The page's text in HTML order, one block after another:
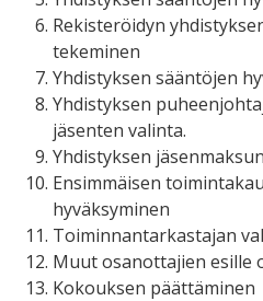
Rekisteröidyn
tekeminen
Yhdistyksen sääntöjen
Yhdistyksen
jäsenten valinta.
Yhdistyksen
Ensimmäisen
hyväksyminen
Toiminnantarkastajan
Muut osanottajien esille
Kokouksen päättäminen